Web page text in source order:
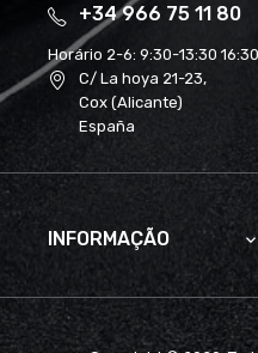
+34 966 75 11 80
Horário 2-6: 9:30-13:30
C/ La hoya 21-23,
Cox (Alicante)
España
INFORMAÇÃO 